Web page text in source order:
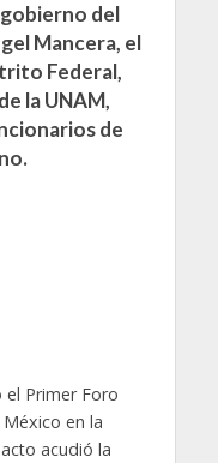
del
Mancera, el
Federal,
la UNAM,
de
el Primer Foro
en la
acudió la